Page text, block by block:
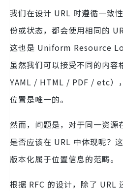
我们在设计 URL 时遵循一致
份或状态，都会使用相同的
这也是 Uniform Resource
虽然我们可以接受不同的内
YAML / HTML / PDF / etc）
位置是唯一的。
然而，问题是，对于同一资源
是否应该在 URL 中体现呢？
版本化属于位置信息的范畴。
根据 RFC 的设计，除了